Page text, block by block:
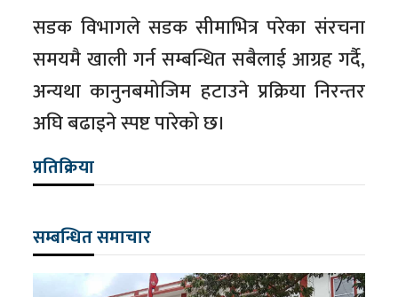
सडक विभागले सडक सीमाभित्र परेका संरचना
समयमै खाली गर्न सम्बन्धित सबैलाई आग्रह गर्दै,
अन्यथा कानुनबमोजिम हटाउने प्रक्रिया निरन्तर
अघि बढाइने स्पष्ट पारेको छ।
प्रतिक्रिया
सम्बन्धित समाचार